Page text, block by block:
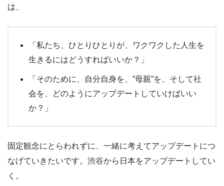
は、
「私たち、ひとりひとりが、ワクワクした人生を
生きるにはどうすればいいか？」
「そのために、自分自身を、”母親”を、そして社
会を、どのようにアップデートしていけばいい
か？」
固定観念にとらわれずに、一緒に考えてアップデートにつ
なげていきたいです。渋谷から日本をアップデートしてい
く。